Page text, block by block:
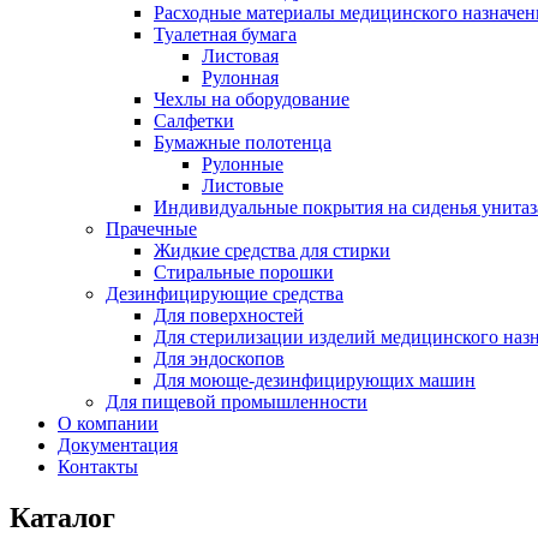
Расходные материалы медицинского
Туалетная бумага
Листовая
Рулонная
Чехлы на оборудование
Салфетки
Бумажные полотенца
Рулонные
Листовые
Индивидуальные покрытия на сиденья
Прачечные
Жидкие средства для стирки
Стиральные порошки
Дезинфицирующие средства
Для поверхностей
Для стерилизации изделий медицинского
Для эндоскопов
Для моюще-дезинфицирующих машин
Для пищевой промышленности
О компании
Документация
Контакты
Каталог